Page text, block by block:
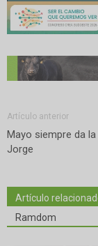
Artículo anterior
Mayo siempre da
Jorge
Artículo
Ramdom